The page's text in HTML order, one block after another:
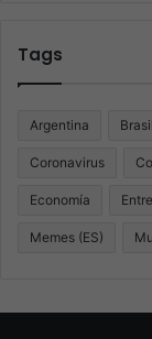
Tags
Argentina Brasil
Coronavirus
Economía
Memes (ES)